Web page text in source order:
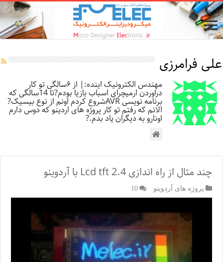
علی فرامرزی
مهندس الکترونیک اینده:| از ۶سالگی تو کار
دراوردن ارمیچرای اسباب بازیا بودم?تا 14سالگی که
برنامه نویسی AVRشروع کردم اونم از نوع بیسیک?
الانم که رفتم تو کار پروژه های اردینو که دوس دارم
اونارو به دیگران یاد بدم.?
چند مثال از راه اندازی Lcd tft 2.4 با آردوینو
پروژه های آردوینو 10